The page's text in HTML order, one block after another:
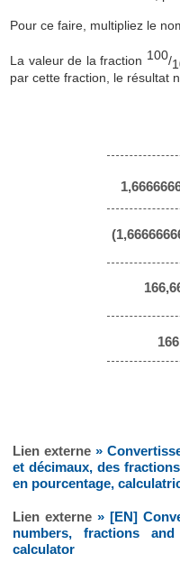
Pour ce faire, multipliez le
La valeur de la fraction 100/
par cette fraction, le résultat
Lien externe »
et décimaux, des
en pourcentage,
Lien externe » [EN]
numbers, fractions
calculator